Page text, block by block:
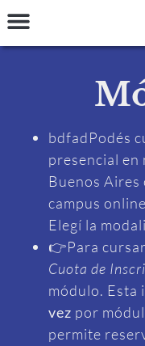
bdfadPodés
presencial en
Buenos
campus
Elegí la
👉Para
Cuota de
módulo. Esta
vez por
permite